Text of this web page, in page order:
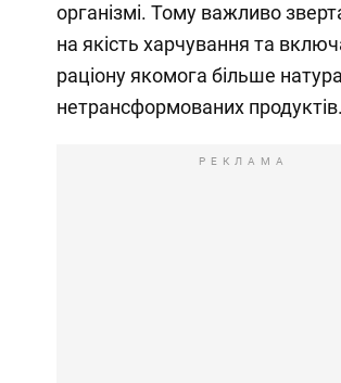
організмі. Тому важливо
на якість харчування та
раціону якомога більше
нетрансформованих продуктів.
РЕКЛАМА